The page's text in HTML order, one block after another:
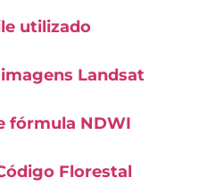
utilizado
Landsat
fórmula NDWI
Florestal